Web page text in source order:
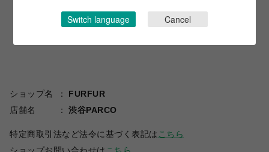
ショップ名
FURFUR
店舗名
渋谷PARCO
特定商取引法など法令に基づく表記は こちら
Switch language Cancel